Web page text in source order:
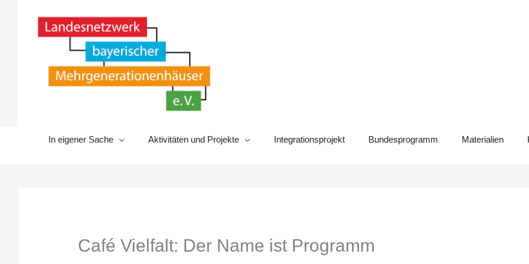
In eigener Sache Aktivitäten und Projekte Integrationsprojekt Bundesprogramm Materialien
Café Vielfalt: Der Name ist Programm